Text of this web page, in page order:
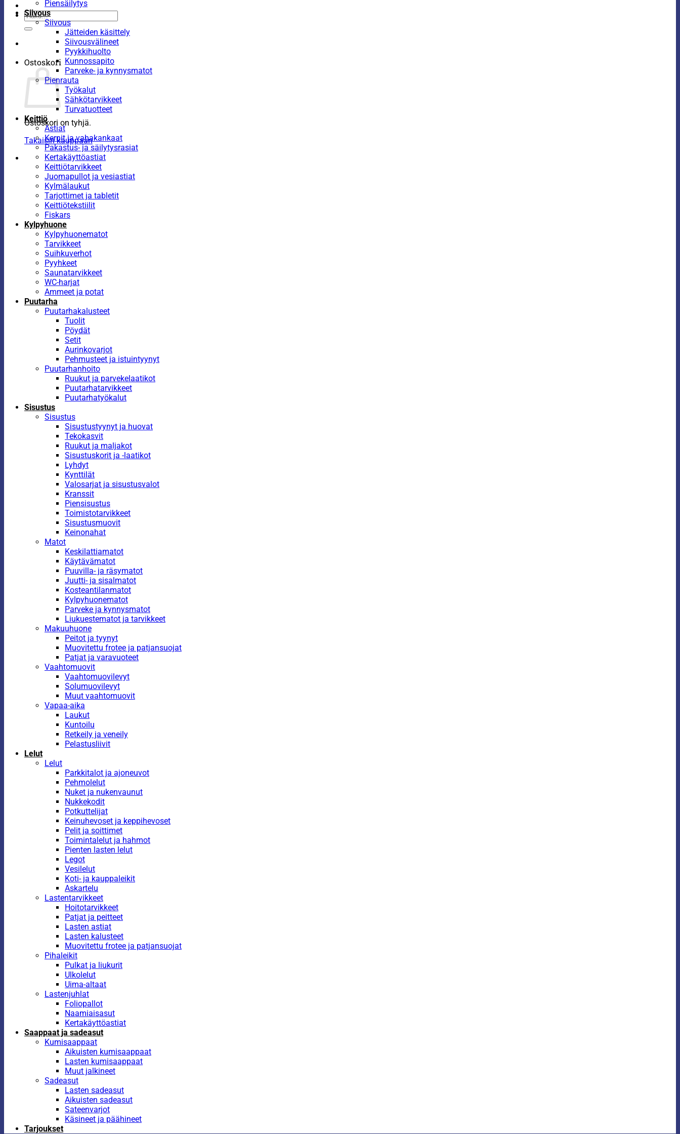
Etsi:
Ostoskori
Ostoskori on tyhjä.
Takaisin kauppaan
Piensäilytys
Siivous
Siivous
Jätteiden käsittely
Siivousvälineet
Pyykkihuolto
Kunnossapito
Parveke- ja kynnysmatot
Pienrauta
Työkalut
Sähkötarvikkeet
Turvatuotteet
Keittiö
Astiat
Kernit ja vahakankaat
Pakastus- ja säilytysrasiat
Kertakäyttöastiat
Keittiötarvikkeet
Juomapullot ja vesiastiat
Kylmälaukut
Tarjottimet ja tabletit
Keittiötekstiilit
Fiskars
Kylpyhuone
Kylpyhuonematot
Tarvikkeet
Suihkuverhot
Pyyhkeet
Saunatarvikkeet
WC-harjat
Ammeet ja potat
Puutarha
Puutarhakalusteet
Tuolit
Pöydät
Setit
Aurinkovarjot
Pehmusteet ja istuintyynyt
Puutarhanhoito
Ruukut ja parvekelaatikot
Puutarhatarvikkeet
Puutarhatyökalut
Sisustus
Sisustus
Sisustustyynyt ja huovat
Tekokasvit
Ruukut ja maljakot
Sisustuskorit ja -laatikot
Lyhdyt
Kynttilät
Valosarjat ja sisustusvalot
Kranssit
Piensisustus
Toimistotarvikkeet
Sisustusmuovit
Keinonahat
Matot
Keskilattiamatot
Käytävämatot
Puuvilla- ja räsymatot
Juutti- ja sisalmatot
Kosteantilanmatot
Kylpyhuonematot
Parveke ja kynnysmatot
Liukuestematot ja tarvikkeet
Makuuhuone
Peitot ja tyynyt
Muovitettu frotee ja patjansuojat
Patjat ja varavuoteet
Vaahtomuovit
Vaahtomuovilevyt
Solumuovilevyt
Muut vaahtomuovit
Vapaa-aika
Laukut
Kuntoilu
Retkeily ja veneily
Pelastusliivit
Lelut
Lelut
Parkkitalot ja ajoneuvot
Pehmolelut
Nuket ja nukenvaunut
Nukkekodit
Potkuttelijat
Keinuhevoset ja keppihevoset
Pelit ja soittimet
Toimintalelut ja hahmot
Pienten lasten lelut
Legot
Vesilelut
Koti- ja kauppaleikit
Askartelu
Lastentarvikkeet
Hoitotarvikkeet
Patjat ja peitteet
Lasten astiat
Lasten kalusteet
Muovitettu frotee ja patjansuojat
Pihaleikit
Pulkat ja liukurit
Ulkolelut
Uima-altaat
Lastenjuhlat
Foliopallot
Naamiaisasut
Kertakäyttöastiat
Saappaat ja sadeasut
Kumisaappaat
Aikuisten kumisaappaat
Lasten kumisaappaat
Muut jalkineet
Sadeasut
Lasten sadeasut
Aikuisten sadeasut
Sateenvarjot
Käsineet ja päähineet
Tarjoukset